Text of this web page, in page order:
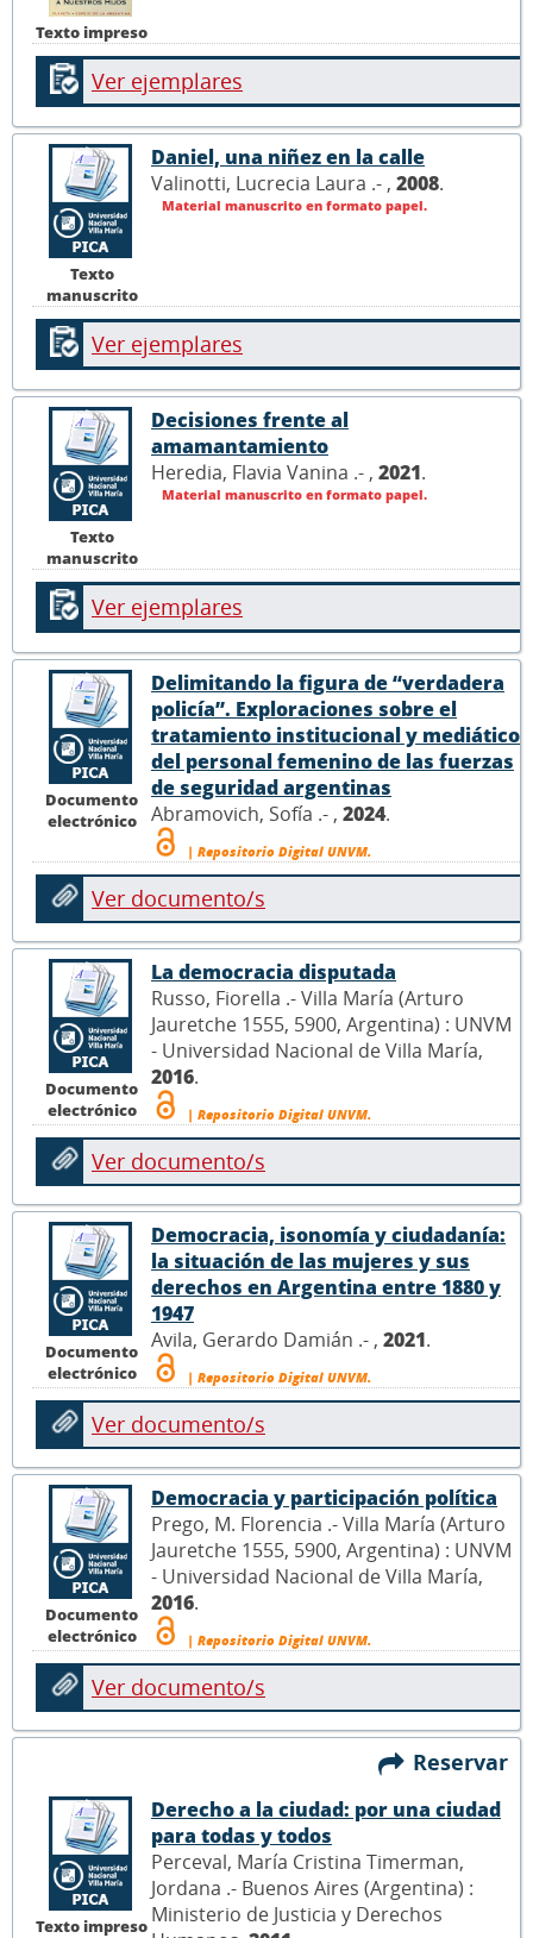
Texto impreso
Ver ejemplares
Texto
manuscrito
Daniel, una niñez en la calle
Valinotti, Lucrecia Laura .- , 2008.
Material manuscrito en formato papel.
Ver ejemplares
Texto
manuscrito
Decisiones frente al
amamantamiento
Heredia, Flavia Vanina .- , 2021.
Material manuscrito en formato papel.
Ver ejemplares
Documento
electrónico
Delimitando la figura de “verdadera
policía”. Exploraciones sobre el
tratamiento institucional y mediático
del personal femenino de las fuerzas
de seguridad argentinas
Abramovich, Sofía .- , 2024.
| Repositorio Digital UNVM.
Ver documento/s
Documento
electrónico
La democracia disputada
Russo, Fiorella .- Villa María (Arturo
Jauretche 1555, 5900, Argentina) : UNVM
- Universidad Nacional de Villa María,
2016.
| Repositorio Digital UNVM.
Ver documento/s
Documento
electrónico
Democracia, isonomía y ciudadanía:
la situación de las mujeres y sus
derechos en Argentina entre 1880 y
1947
Avila, Gerardo Damián .- , 2021.
| Repositorio Digital UNVM.
Ver documento/s
Documento
electrónico
Democracia y participación política
Prego, M. Florencia .- Villa María (Arturo
Jauretche 1555, 5900, Argentina) : UNVM
- Universidad Nacional de Villa María,
2016.
| Repositorio Digital UNVM.
Ver documento/s
Reservar
Texto impreso
Derecho a la ciudad: por una ciudad
para todas y todos
Perceval, María Cristina Timerman,
Jordana .- Buenos Aires (Argentina) :
Ministerio de Justicia y Derechos